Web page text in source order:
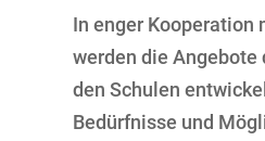
In enger Kooperation
werden die
den Schulen
Bedürfnisse und